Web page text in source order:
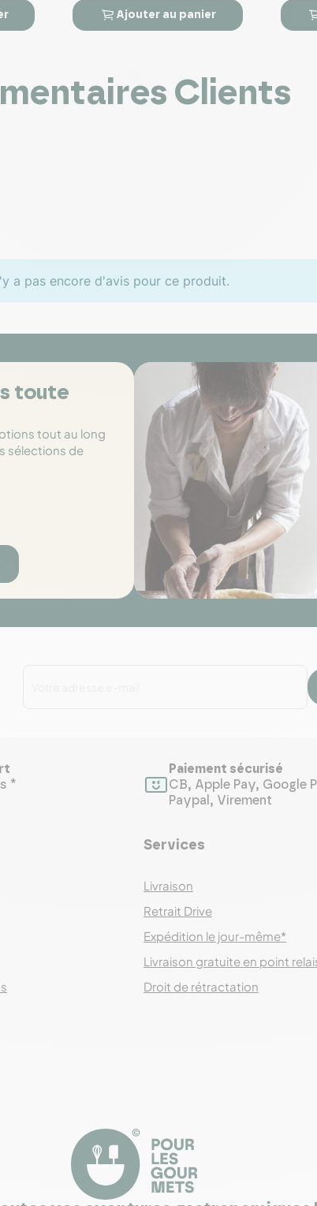
 
Ajouter au panier

Clients
a pas encore d'avis pour ce produit.
toute
tout au long
sélections de
*
Paiement sécurisé
CB, Apple Pay, Google
Paypal, Virement
Services
Livraison
Retrait Drive
Expédition le jour-même*
Livraison gratuite en point
Droit de rétractation